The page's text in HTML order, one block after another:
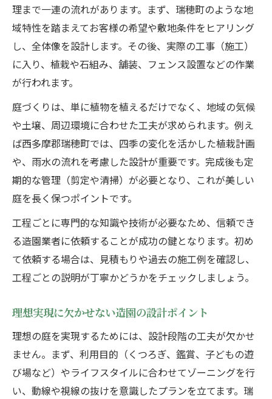
理まで一連の流れがあります。まず、瑞穂町のような地
域特性を踏まえてお客様の希望や敷地条件をヒアリング
し、全体像を設計します。その後、実際の工事（施工）
に入り、植栽や石組み、舗装、フェンス設置などの作業
が行われます。
庭づくりは、単に植物を植えるだけでなく、地域の気候
や土壌、周辺環境に合わせた工夫が求められます。例え
ば西多摩郡瑞穂町では、四季の変化を活かした植栽計画
や、雨水の流れを考慮した設計が重要です。完成後も定
期的な管理（剪定や清掃）が必要となり、これが美しい
庭を長く保つポイントです。
工程ごとに専門的な知識や技術が必要なため、信頼でき
る造園業者に依頼することが成功の鍵となります。初め
て依頼する場合は、見積もりや過去の施工例を確認し、
工程ごとの説明が丁寧かどうかをチェックしましょう。
理想実現に欠かせない造園の設計ポイント
理想の庭を実現するためには、設計段階の工夫が欠かせ
ません。まず、利用目的（くつろぎ、鑑賞、子どもの遊
び場など）やライフスタイルに合わせてゾーニングを行
い、動線や視線の抜けを意識したプランを立てます。瑞